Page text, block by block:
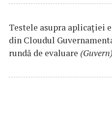
Testele asupra aplicaţiei
din Cloudul
rundă de evaluare (Guvern)